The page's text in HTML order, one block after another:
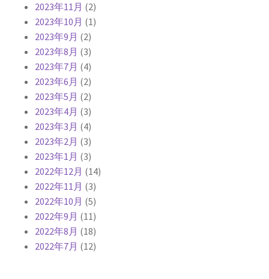
2023年11月 (2)
2023年10月 (1)
2023年9月 (2)
2023年8月 (3)
2023年7月 (4)
2023年6月 (2)
2023年5月 (2)
2023年4月 (3)
2023年3月 (4)
2023年2月 (3)
2023年1月 (3)
2022年12月 (14)
2022年11月 (3)
2022年10月 (5)
2022年9月 (11)
2022年8月 (18)
2022年7月 (12)